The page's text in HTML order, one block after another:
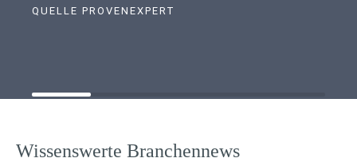
QUELLE PROVENEXPERT
Wissenswerte Branchennews